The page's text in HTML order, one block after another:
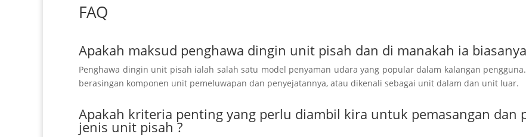
FAQ
Apakah maksud penghawa dingin unit pisah dan di manakah ia
Penghawa dingin unit pisah ialah salah satu model penyaman udara yang popular dalam kalangan
berasingan komponen unit pemeluwapan dan penyejatannya, atau dikenali sebagai unit dalam dan unit luar.
Apakah kriteria penting yang perlu diambil kira untuk pemasangan dan
jenis unit pisah ?